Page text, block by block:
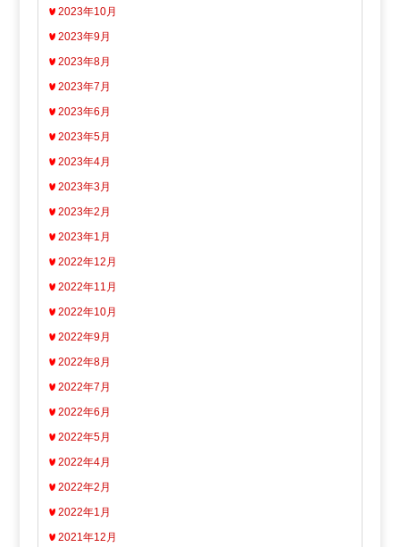
2023年10月
2023年9月
2023年8月
2023年7月
2023年6月
2023年5月
2023年4月
2023年3月
2023年2月
2023年1月
2022年12月
2022年11月
2022年10月
2022年9月
2022年8月
2022年7月
2022年6月
2022年5月
2022年4月
2022年2月
2022年1月
2021年12月